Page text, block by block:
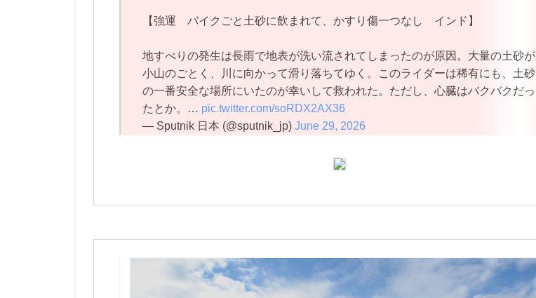
【強運 バイクごと土砂に飲まれて、かすり傷一つなし インド】
地すべりの発生は長雨で地表が洗い流されてしまったのが原因。大量の土砂が
小山のごとく、川に向かって滑り落ちてゆく。このライダーは稀有にも、土砂
の一番安全な場所にいたのが幸いして救われた。ただし、心臓はバクバクだっ
たとか。… pic.twitter.com/soRDX2AX36
— Sputnik 日本 (@sputnik_jp) June 29, 2026